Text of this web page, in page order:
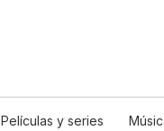
Películas y series